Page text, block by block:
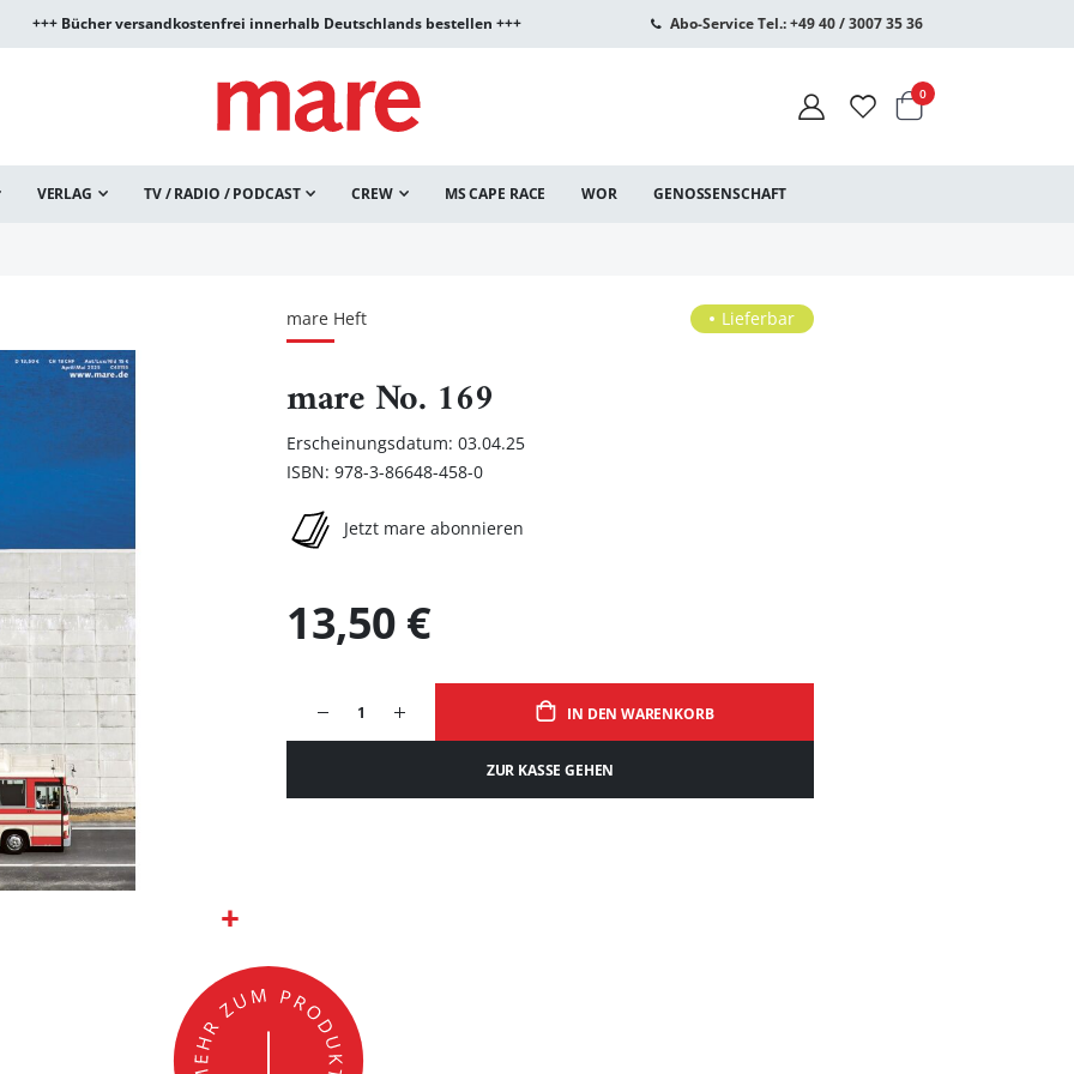
+++ Bücher versandkostenfrei innerhalb Deutschlands bestellen +++ Abo-Service Tel.: +49 40 / 3007 35 36
Warenkorb
0Artikel
VERLAG TV / RADIO / PODCAST CREW MS CAPE RACE WOR GENOSSENSCHAFT
mare Heft Lieferbar
mare No. 169
Erscheinungsdatum: 03.04.25
ISBN: 978-3-86648-458-0
Jetzt mare abonnieren
IN DEN WARENKORB
ZUR KASSE GEHEN
13,50 €